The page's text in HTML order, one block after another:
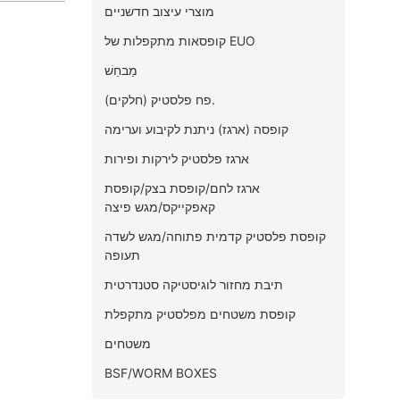
מוצרי עיצוב חדשניים
קופסאות מתקפלות של EUO
מַבחֵשׁ
פח פלסטיק (חלקים).
קופסה (ארגז) ניתנת לקיבוע וערימה
ארגז פלסטיק לירקות ופירות
ארגז לחם/קופסת בצק/קופסת
קאפקייקס/מגש פיצה
קופסת פלסטיק קדמית פתוחה/מגש לשדה
תעופה
תיבת מחזור לוגיסטיקה סטנדרטית
קופסת משטחים מפלסטיק מתקפלת
משטחים
BSF/WORM BOXES